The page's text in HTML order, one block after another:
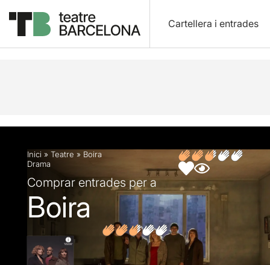
Cartellera i entrades
Descripció Fitxa artística Fotos i vídeos
Inici » Teatre » Boira
Drama
Comprar entrades per a
Boira